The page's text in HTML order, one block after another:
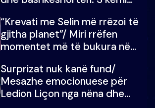
“Krevati me Selin më rrëzoi të
gjitha planet”/ Miri rrëfen
momentet më të bukura në
mungojë zilja e mëngjesit kur…
Surprizat nuk kanë fund/
Mesazhe emocionuese për
Ledion Liçon nga nëna dhe